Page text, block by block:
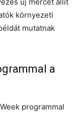
környezeti
mutatnak
a
programmal